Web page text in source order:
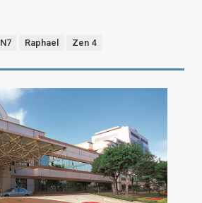
N7 Raphael Zen 4